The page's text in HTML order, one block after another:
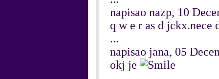
napisao nazp, 10
q w e r as d jckx.nece
...
napisao jana, 05
okj je